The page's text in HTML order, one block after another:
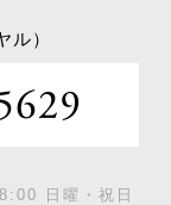
ル）
日曜・祝日